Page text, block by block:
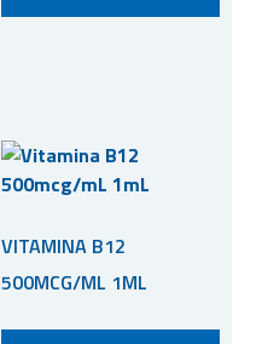
VITAMINA B12
500MCG/ML 1ML